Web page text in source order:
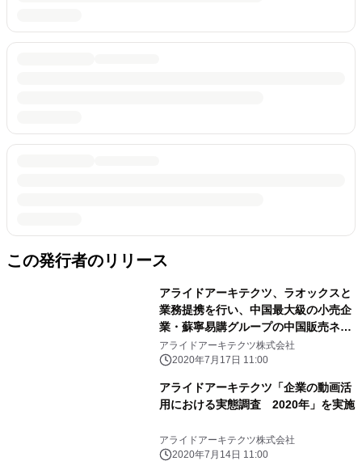
この発行者のリリース
アライドアーキテクツ、ラオックスと
業務提携を行い、中国最大級の小売企
業・蘇寧易購グループの中国販売ネッ
トワークを活用した中国向け販売パッ
ケージを提供開始
アライドアーキテクツ株式会社
2020年7月17日 11:00
アライドアーキテクツ「企業の動画活
用における実態調査 2020年」を実施
アライドアーキテクツ株式会社
2020年7月14日 11:00